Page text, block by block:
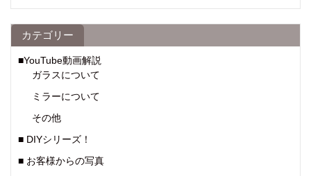
カテゴリー
■YouTube動画解説
ガラスについて
ミラーについて
その他
■ DIYシリーズ！
■ お客様からの写真